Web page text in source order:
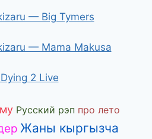
— Big Tymers
— Mama Makusa
2 Live
Русский рэп про лето
Жаны кыргызча